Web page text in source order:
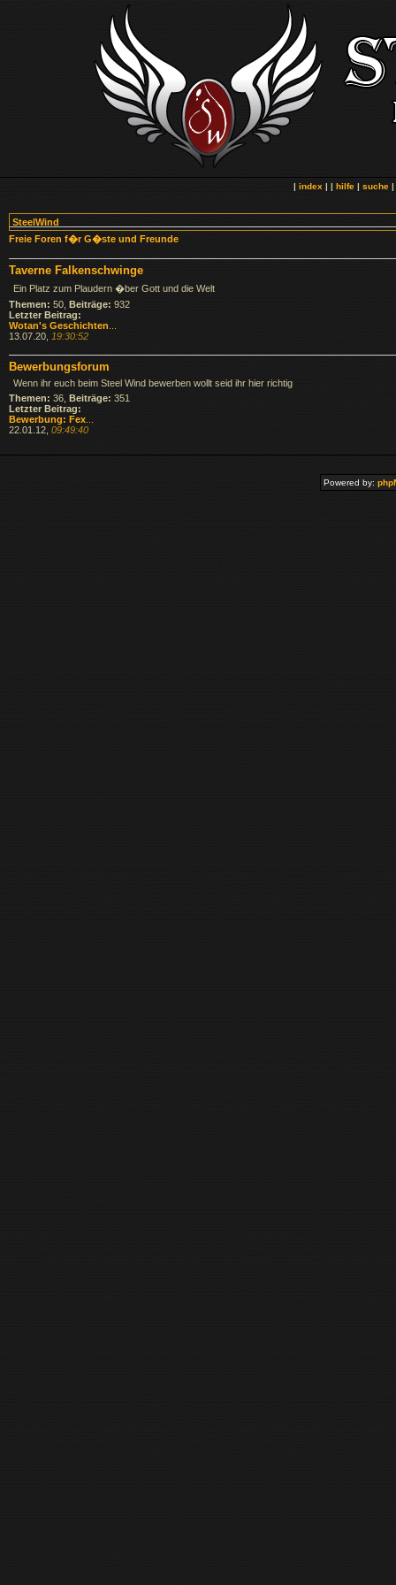
|index | |hilfe |suche
SteelWind
Freie Foren f�r G�ste und Freunde
Taverne Falkenschwinge
Ein Platz zum Plaudern �ber Gott und die Welt
Themen: 50, Beiträge: 932
Letzter Beitrag:
Wotan's Geschichten
13.07.20, 19:30:52
Bewerbungsforum
Wenn ihr euch beim Steel Wind bewerben wollt seid ihr hier richtig
Themen: 36, Beiträge: 351
Letzter Beitrag:
Bewerbung: Fex
22.01.12, 09:49:40
Powered by: